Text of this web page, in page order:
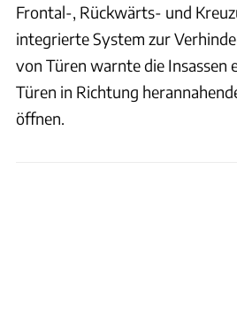
Frontal-, Rückwärts- und
integrierte System zur
von Türen warnte die Insassen
Türen in Richtung
öffnen.